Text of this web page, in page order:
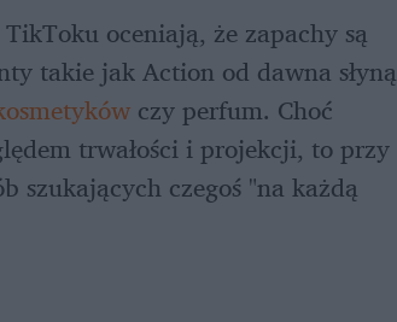
oceniają, że zapachy są
takie jak Action od dawna słyną
czy perfum. Choć
trwałości i projekcji, to przy
szukających czegoś "na każdą